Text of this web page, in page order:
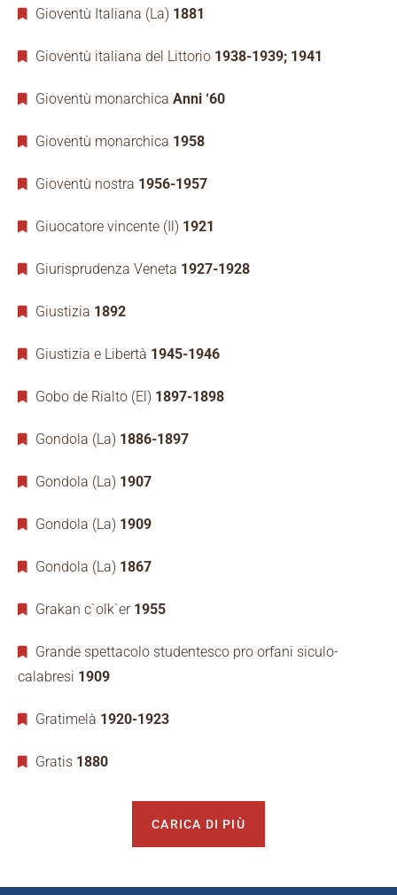
Gioventù Italiana (La) 1881
Gioventù italiana del Littorio 1938-1939; 1941
Gioventù monarchica Anni ‘60
Gioventù monarchica 1958
Gioventù nostra 1956-1957
Giuocatore vincente (Il) 1921
Giurisprudenza Veneta 1927-1928
Giustizia 1892
Giustizia e Libertà 1945-1946
Gobo de Rialto (El) 1897-1898
Gondola (La) 1886-1897
Gondola (La) 1907
Gondola (La) 1909
Gondola (La) 1867
Grakan c`olk`er 1955
Grande spettacolo studentesco pro orfani siculo-
calabresi 1909
Gratimelà 1920-1923
Gratis 1880
CARICA DI PIÙ